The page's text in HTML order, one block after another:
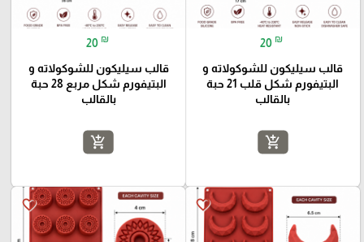
20 ₪
قالب سيليكون للشوكولاته و
البتيفورم شكل قلب 21 حبة
بالقالب
add_shopping_cart
20 ₪
قالب سيليكون للشوكولاته و
البتيفورم شكل مربع 28 حبة
بالقالب
add_shopping_cart
favorite_border
favorite_border